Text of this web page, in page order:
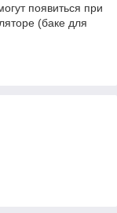
появиться при
(баке для